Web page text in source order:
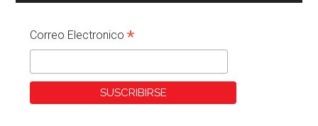
Correo Electronico*